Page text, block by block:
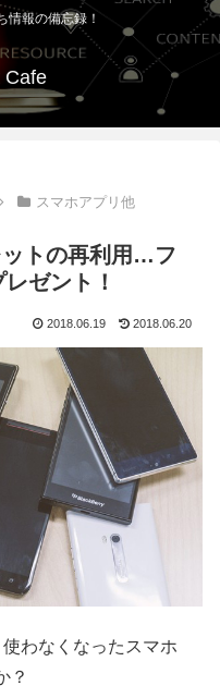
情報の備忘録！
Cafe
スマホアプリ他
トの再利用…フ
ゼント！
2018.06.19 2018.06.20
わなくなったスマホ
？